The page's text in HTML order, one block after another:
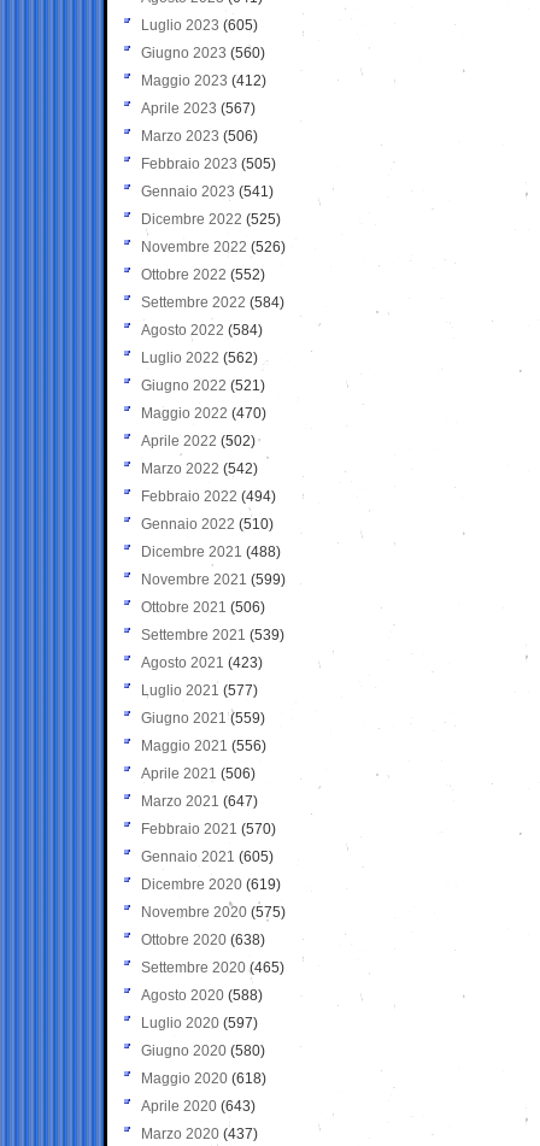
Luglio 2023 (605)
Giugno 2023 (560)
Maggio 2023 (412)
Aprile 2023 (567)
Marzo 2023 (506)
Febbraio 2023 (505)
Gennaio 2023 (541)
Dicembre 2022 (525)
Novembre 2022 (526)
Ottobre 2022 (552)
Settembre 2022 (584)
Agosto 2022 (584)
Luglio 2022 (562)
Giugno 2022 (521)
Maggio 2022 (470)
Aprile 2022 (502)
Marzo 2022 (542)
Febbraio 2022 (494)
Gennaio 2022 (510)
Dicembre 2021 (488)
Novembre 2021 (599)
Ottobre 2021 (506)
Settembre 2021 (539)
Agosto 2021 (423)
Luglio 2021 (577)
Giugno 2021(559)
Maggio 2021 (556)
Aprile 2021 (506)
Marzo 2021 (647)
Febbraio 2021 (570)
Gennaio 2021 (605)
Dicembre 2020 (619)
Novembre 2020 (575)
Ottobre 2020 (638)
Settembre 2020(465)
Agosto 2020 (588)
Luglio 2020 (597)
Giugno 2020 (580)
Maggio 2020 (618)
Aprile 2020 (643)
Marzo 2020 (437)